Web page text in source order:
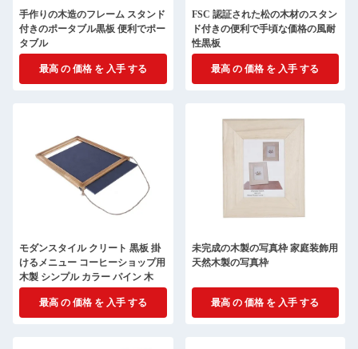
手作りの木造のフレーム スタンド
付きのポータブル黒板 便利でポー
タブル
最高 の 価格 を 入手 する
FSC 認証された松の木材のスタン
ド付きの便利で手頃な価格の風耐
性黒板
最高 の 価格 を 入手 する
モダンスタイル クリート 黒板 掛
けるメニュー コーヒーショップ用
木製 シンプル カラー パイン 木
最高 の 価格 を 入手 する
未完成の木製の写真枠 家庭装飾用
天然木製の写真枠
最高 の 価格 を 入手 する